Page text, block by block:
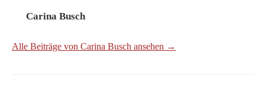
Carina Busch
Alle Beiträge von Carina Busch ansehen →